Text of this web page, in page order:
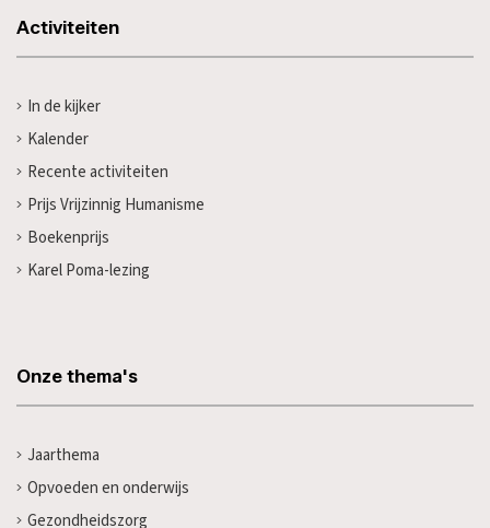
Activiteiten
In de kijker
Kalender
Recente activiteiten
Prijs Vrijzinnig Humanisme
Boekenprijs
Karel Poma-lezing
Onze thema's
Jaarthema
Opvoeden en onderwijs
Gezondheidszorg